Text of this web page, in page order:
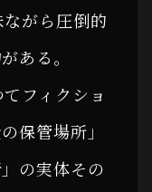
がら圧倒的
ある。
フィクショ
保管場所」
の実体その